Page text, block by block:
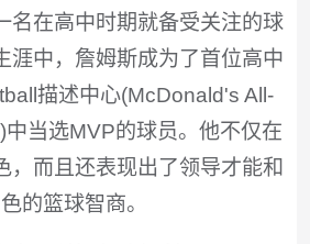
名在高中时期就备受关注的球
涯中，詹姆斯成为了首位高中
描述中心(McDonald's All-
当选MVP的球员。他不仅在
，而且还表现出了领导才能和
的篮球智商。